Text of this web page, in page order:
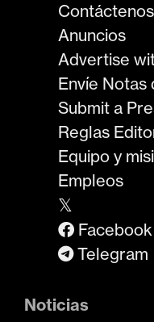
Contáctenos
Anuncios
Advertise
Envíe Notas
Submit a
Reglas
Equipo y
Empleos
𝕏
Facebook
Telegram
Noticias